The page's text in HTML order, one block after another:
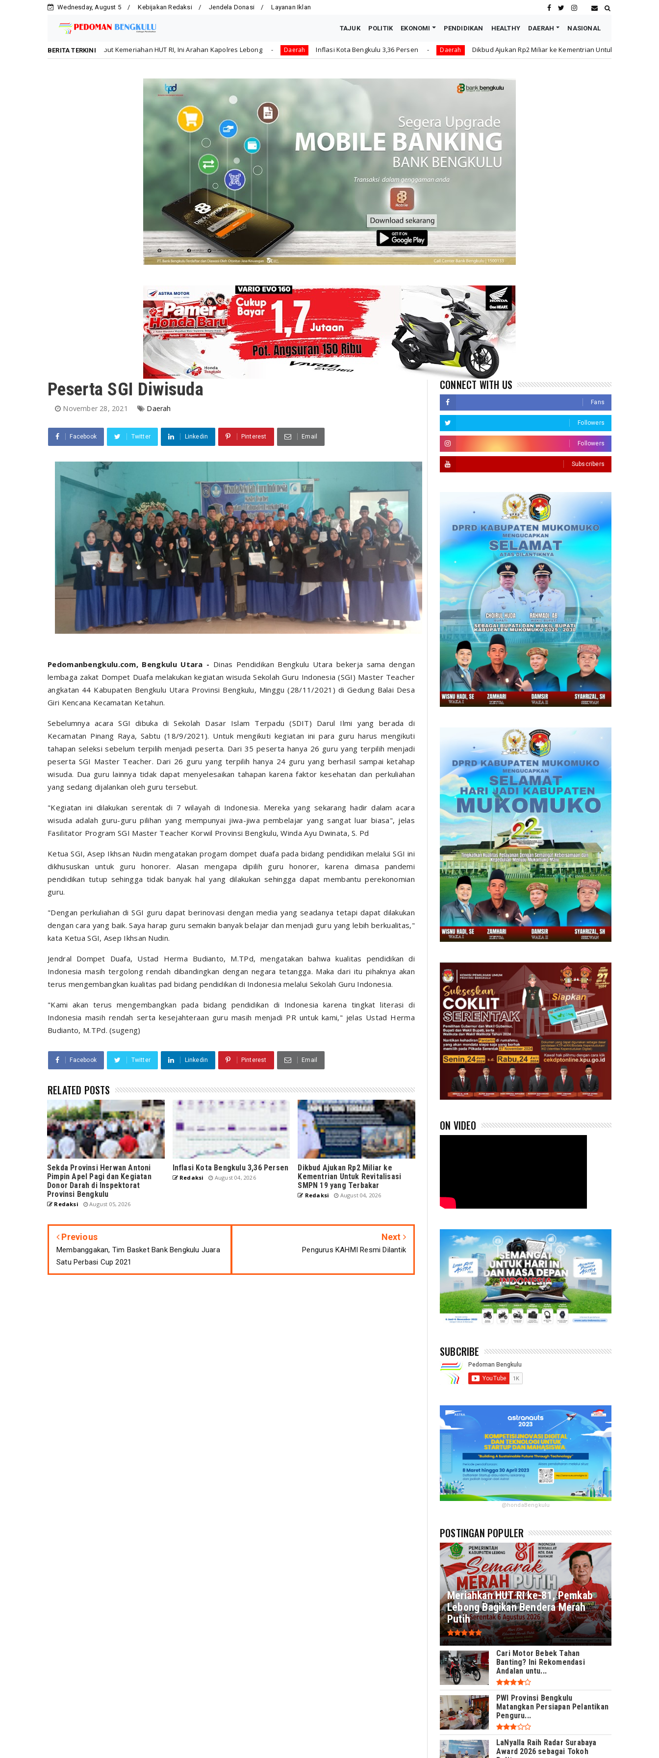
Wednesday, August 5 Kebijakan Redaksi Jendela Donasi Layanan Iklan
TAJUK POLITIK EKONOMI PENDIDIKAN HEALTHY DAERAH NASIONAL
BERITA TERKINI
Sambut Kemeriahan HUT RI, Ini Arahan Kapolres Lebong Daerah Inflasi Kota Bengkulu 3,36 Persen Daerah Dikbud Ajukan Rp2 Miliar ke Kementrian Untuk Revitalisasi SMPN 19 yang Terbakar
Peserta SGI Diwisuda
November 28, 2021 Daerah
Facebook Twitter Linkedin Pinterest Email
Pedomanbengkulu.com, Bengkulu Utara - Dinas Pendidikan Bengkulu Utara bekerja sama dengan
lembaga zakat Dompet Duafa melakukan kegiatan wisuda Sekolah Guru Indonesia (SGI) Master Teacher
angkatan 44 Kabupaten Bengkulu Utara Provinsi Bengkulu, Minggu (28/11/2021) di Gedung Balai Desa
Giri Kencana Kecamatan Ketahun.
Sebelumnya acara SGI dibuka di Sekolah Dasar Islam Terpadu (SDIT) Darul Ilmi yang berada di
Kecamatan Pinang Raya, Sabtu (18/9/2021). Untuk mengikuti kegiatan ini para guru harus mengikuti
tahapan seleksi sebelum terpilih menjadi peserta. Dari 35 peserta hanya 26 guru yang terpilih menjadi
peserta SGI Master Teacher. Dari 26 guru yang terpilih hanya 24 guru yang berhasil sampai ketahap
wisuda. Dua guru lainnya tidak dapat menyelesaikan tahapan karena faktor kesehatan dan perkuliahan
yang sedang dijalankan oleh guru tersebut.
"Kegiatan ini dilakukan serentak di 7 wilayah di Indonesia. Mereka yang sekarang hadir dalam acara
wisuda adalah guru-guru pilihan yang mempunyai jiwa-jiwa pembelajar yang sangat luar biasa", jelas
Fasilitator Program SGI Master Teacher Korwil Provinsi Bengkulu, Winda Ayu Dwinata, S. Pd
Ketua SGI, Asep Ikhsan Nudin mengatakan progam dompet duafa pada bidang pendidikan melalui SGI ini
dikhususkan untuk guru honorer. Alasan mengapa dipilih guru honorer, karena dimasa pandemi
pendidikan tutup sehingga tidak banyak hal yang dilakukan sehingga dapat membantu perekonomian
guru.
"Dengan perkuliahan di SGI guru dapat berinovasi dengan media yang seadanya tetapi dapat dilakukan
dengan cara yang baik. Saya harap guru semakin banyak belajar dan menjadi guru yang lebih berkualitas,"
kata Ketua SGI, Asep Ikhsan Nudin.
Jendral Dompet Duafa, Ustad Herma Budianto, M.TPd, mengatakan bahwa kualitas pendidikan di
Indonesia masih tergolong rendah dibandingkan dengan negara tetangga. Maka dari itu pihaknya akan
terus mengembangkan kualitas pad bidang pendidikan di Indonesia melalui Sekolah Guru Indonesia.
"Kami akan terus mengembangkan pada bidang pendidikan di Indonesia karena tingkat literasi di
Indonesia masih rendah serta kesejahteraan guru masih menjadi PR untuk kami," jelas Ustad Herma
Budianto, M.TPd. (sugeng)
Facebook Twitter Linkedin Pinterest Email
RELATED POSTS
Sekda Provinsi Herwan Antoni
Pimpin Apel Pagi dan Kegiatan
Donor Darah di Inspektorat
Provinsi Bengkulu
Redaksi August 05, 2026
Inflasi Kota Bengkulu 3,36 Persen
Redaksi August 04, 2026
Dikbud Ajukan Rp2 Miliar ke
Kementrian Untuk Revitalisasi
SMPN 19 yang Terbakar
Redaksi August 04, 2026
Previous
Membanggakan, Tim Basket Bank Bengkulu Juara
Satu Perbasi Cup 2021
Next
Pengurus KAHMI Resmi Dilantik
CONNECT WITH US
Fans
Followers
Followers
Subscribers
ON VIDEO
SUBCRIBE
@hondaBengkulu
POSTINGAN POPULER
Meriahkan HUT RI ke-81, Pemkab
Lebong Bagikan Bendera Merah
Putih
Cari Motor Bebek Tahan
Banting? Ini Rekomendasi
Andalan untu...
PWI Provinsi Bengkulu
Matangkan Persiapan Pelantikan
Penguru...
LaNyalla Raih Radar Surabaya
Award 2026 sebagai Tokoh